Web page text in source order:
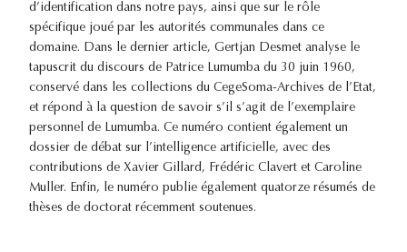
d’identification dans notre pays, ainsi que sur le rôle
spécifique joué par les autorités communales dans ce
domaine. Dans le dernier article, Gertjan Desmet analyse le
tapuscrit du discours de Patrice Lumumba du 30 juin 1960,
conservé dans les collections du CegeSoma-Archives de l’Etat,
et répond à la question de savoir s’il s’agit de l’exemplaire
personnel de Lumumba. Ce numéro contient également un
dossier de débat sur l’intelligence artificielle, avec des
contributions de Xavier Gillard, Frédéric Clavert et Caroline
Muller. Enfin, le numéro publie également quatorze résumés de
thèses de doctorat récemment soutenues.